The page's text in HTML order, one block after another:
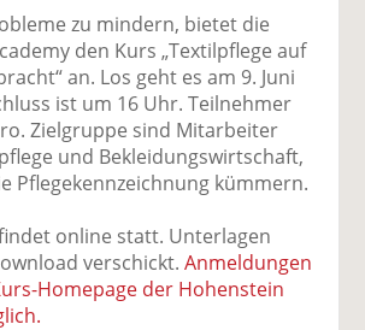
zu mindern, bietet die
den Kurs „Textilpflege auf
an. Los geht es am 9. Juni
ist um 16 Uhr. Teilnehmer
Zielgruppe sind Mitarbeiter
und Bekleidungswirtschaft,
Pflegekennzeichnung kümmern.
online statt. Unterlagen
verschickt.Anmeldungen
Homepage der Hohenstein